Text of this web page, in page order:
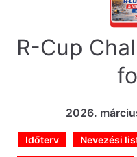
R-Cup
2026.
Időterv Nevezési